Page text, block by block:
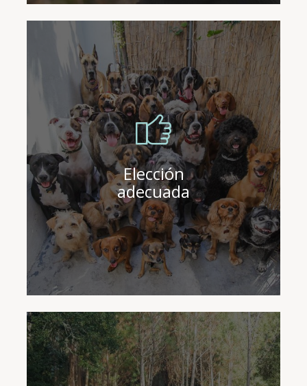
Elección
adecuada
MÁS
INFORMACIÓN
AQUÍ